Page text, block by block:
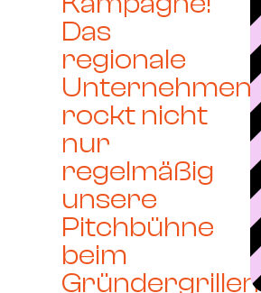
Das
regionale
Unternehmen
rockt nicht
nur
regelmäßig
unsere
Pitchbühne
beim
Gründergrillen